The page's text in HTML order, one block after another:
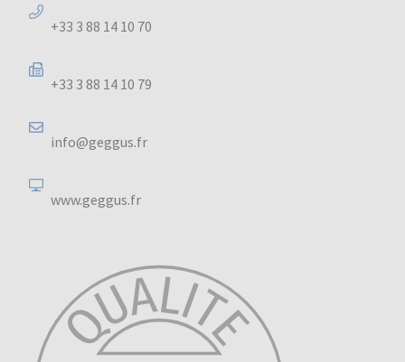
+33 3 88 14 10 70
+33 3 88 14 10 79
info@geggus.fr
www.geggus.fr